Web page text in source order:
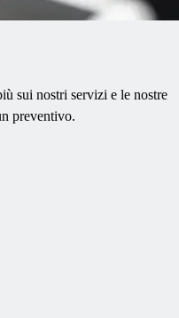
sui nostri servizi e le nostre
preventivo.